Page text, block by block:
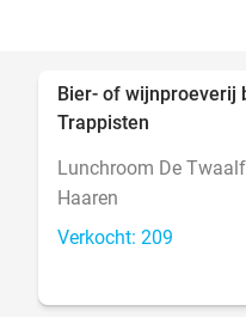
Bier- of wijnproeverij
Trappisten
Lunchroom De
Haaren
Verkocht: 209